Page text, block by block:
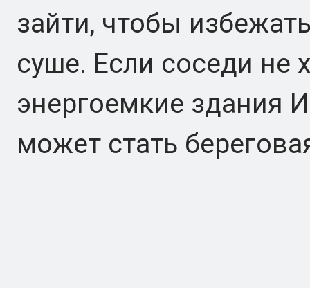
зайти, чтобы
суше. Если соседи не
энергоемкие здания
может стать